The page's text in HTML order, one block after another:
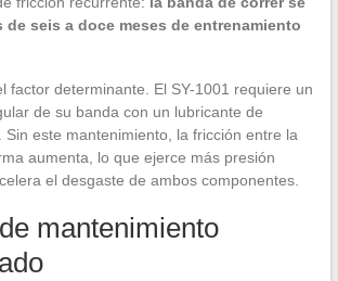
de seis a doce meses de entrenamiento
factor determinante. El SY-1001 requiere un
de su banda con un lubricante de
Sin este mantenimiento, la fricción entre la
aumenta, lo que ejerce más presión
el desgaste de ambos componentes.
mantenimiento